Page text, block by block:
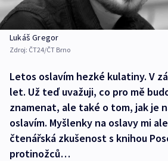
Lukáš Gregor
Zdroj: ČT24/ČT Brno
Letos oslavím hezké kulatiny. V
let. Už teď uvažuji, co pro mě
znamenat, ale také o tom, jak je
oslavím. Myšlenky na oslavy mi
čtenářská zkušenost s knihou
protinožců…